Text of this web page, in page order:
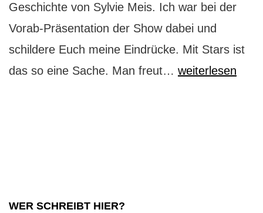
Geschichte von Sylvie Meis. Ich war bei der
Vorab-Präsentation der Show dabei und
schildere Euch meine Eindrücke. Mit Stars ist
das so eine Sache. Man freut… Holiday
weiterlesen
WER SCHREIBT HIER?